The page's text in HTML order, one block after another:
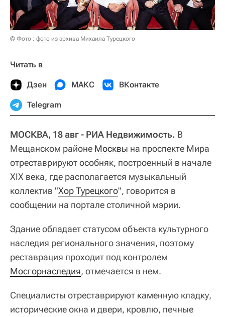
© Фото : фото из архива Михаила Турецкого
Читать в
Дзен МАКС ВКонтакте
Telegram
МОСКВА, 18 авг - РИА Недвижимость. В
Мещанском районе Москвы на проспекте Мира
отреставрируют особняк, построенный в начале
XIX века, где располагается музыкальный
коллектив "Хор Турецкого", говорится в
сообщении на портале столичной мэрии.
Здание обладает статусом объекта культурного
наследия регионального значения, поэтому
реставрация проходит под контролем
Мосгорнаследия, отмечается в нем.
Специалисты отреставрируют каменную кладку,
исторические окна и двери, кровлю, печные